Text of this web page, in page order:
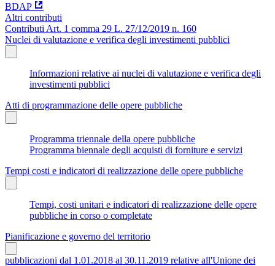
BDAP
Altri contributi
Contributi Art. 1 comma 29 L. 27/12/2019 n. 160
Nuclei di valutazione e verifica degli investimenti pubblici
Informazioni relative ai nuclei di valutazione e verifica degli
investimenti pubblici
Atti di programmazione delle opere pubbliche
Programma triennale della opere pubbliche
Programma biennale degli acquisti di forniture e servizi
Tempi costi e indicatori di realizzazione delle opere pubbliche
Tempi, costi unitari e indicatori di realizzazione delle opere
pubbliche in corso o completate
Pianificazione e governo del territorio
pubblicazioni dal 1.01.2018 al 30.11.2019 relative all'Unione dei